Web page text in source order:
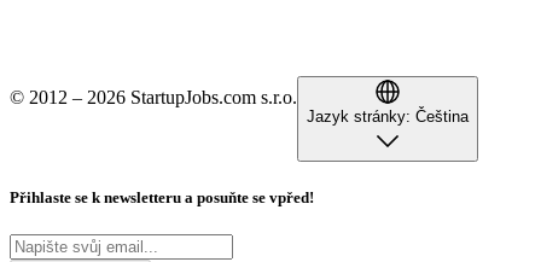
© 2012 – 2026 StartupJobs.com s.r.o.
Jazyk stránky: Čeština
Přihlaste se k newsletteru a posuňte se vpřed!